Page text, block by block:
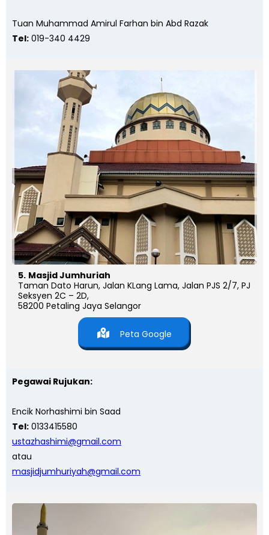
Tuan Muhammad Amirul Farhan bin Abd Razak
Tel: 019-340 4429
5. Masjid Jumhuriah
Taman Dato Harun, Jalan KLang Lama, Jalan PJS 2/7, PJ
Seksyen 2C – 2D,
58200 Petaling Jaya Selangor
Peta Google
Pegawai Rujukan:
Encik Norhashimi bin Saad
Tel: 0133415580
ustazhashimi@gmail.com
atau
masjidjumhuriyah@gmail.com